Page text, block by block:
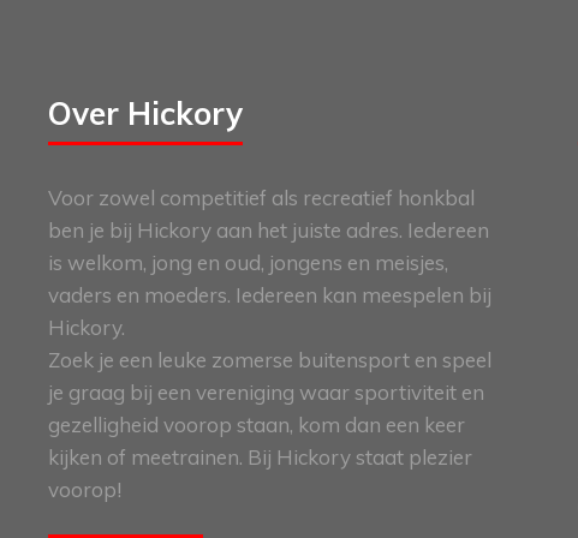
Over Hickory
Voor zowel competitief als recreatief honkbal
ben je bij Hickory aan het juiste adres. Iedereen
is welkom, jong en oud, jongens en meisjes,
vaders en moeders. Iedereen kan meespelen bij
Hickory.
Zoek je een leuke zomerse buitensport en speel
je graag bij een vereniging waar sportiviteit en
gezelligheid voorop staan, kom dan een keer
kijken of meetrainen. Bij Hickory staat plezier
voorop!